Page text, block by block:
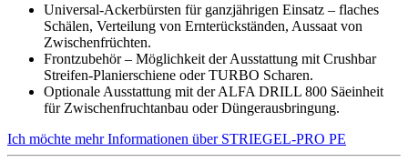
Universal-Ackerbürsten für ganzjährigen Einsatz – flaches
Schälen, Verteilung von Ernterückständen, Aussaat von
Zwischenfrüchten.
Frontzubehör – Möglichkeit der Ausstattung mit Crushbar
Streifen-Planierschiene oder TURBO Scharen.
Optionale Ausstattung mit der ALFA DRILL 800 Säeinheit
für Zwischenfruchtanbau oder Düngerausbringung.
Ich möchte mehr Informationen über STRIEGEL-PRO PE